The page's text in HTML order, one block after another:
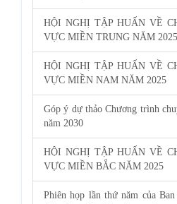
HỘI NGHỊ TẬP HUẤN VỀ
VỰC MIỀN TRUNG NĂM 2025
HỘI NGHỊ TẬP HUẤN VỀ
VỰC MIỀN NAM NĂM 2025
Góp ý dự thảo Chương trình
năm 2030
HỘI NGHỊ TẬP HUẤN VỀ
VỰC MIỀN BẮC NĂM 2025
Phiên họp lần thứ năm của